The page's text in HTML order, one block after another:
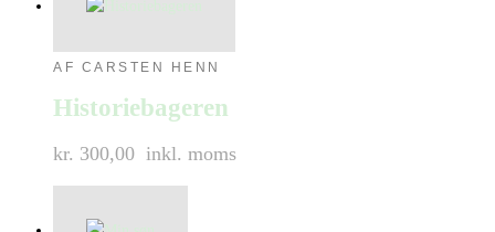
AF CARSTEN HENN
Historiebageren
kr. 300,00 inkl. moms